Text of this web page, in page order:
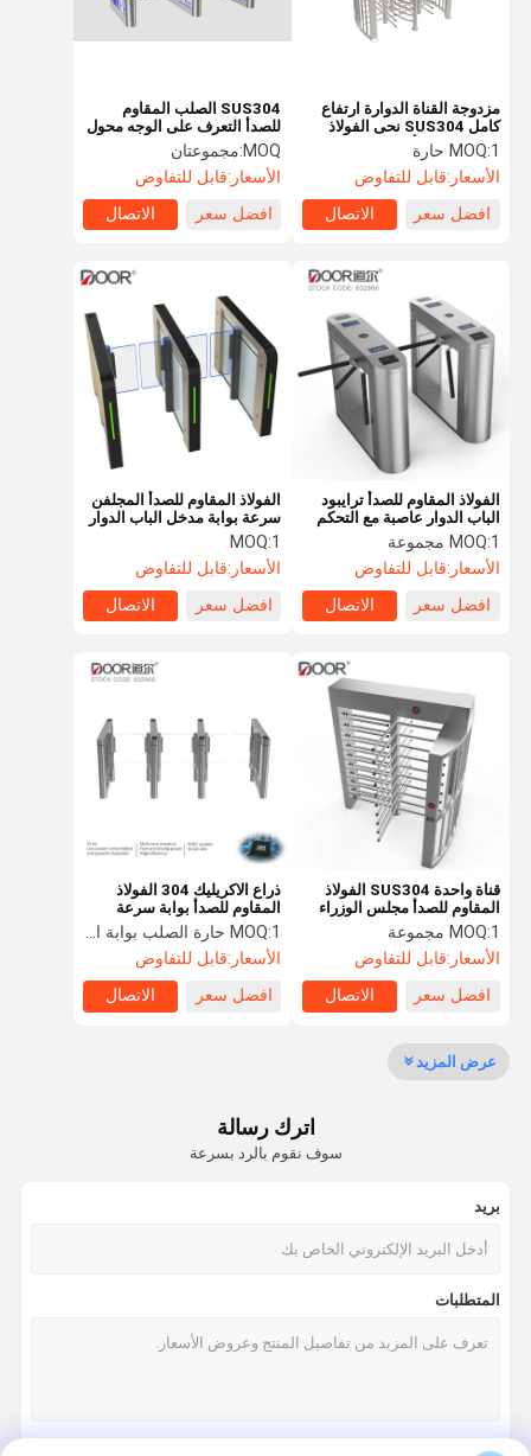
الصفحة
الرئيسية
عرض الواقع
معلومات عنا
جولة في
مراقبة الجودة أخبار
الباب الدوار التعرف على الوجه
ترايبود الباب الدوار بوابة
مزدوجة القناة الدوارة ارتفاع
كامل SUS304 نحى الفولاذ
المقاوم للصدأ
MOQ:1 حارة
الأسعار:قابل للتفاوض
افضل سعر
الاتصال
SUS304 الصلب المقاوم
للصدأ التعرف على الوجه محول
مع تصنيف IP65
MOQ: مجموعتان
الأسعار:قابل للتفاوض
افضل سعر
الاتصال
الفولاذ المقاوم للصدأ ترايبود
الباب الدوار عاصبة مع التحكم
في الوصول إلى بطاقة RFID
MOQ:1 مجموعة
الأسعار:قابل للتفاوض
افضل سعر
الاتصال
الفولاذ المقاوم للصدأ المجلفن
سرعة بوابة مدخل الباب الدوار
مع محرك سيرفو
MOQ:1
الأسعار:قابل للتفاوض
افضل سعر
الاتصال
قناة واحدة SUS304 الفولاذ
المقاوم للصدأ مجلس الوزراء
Tunrstile بوابة عالية كاملة
MOQ:1 مجموعة
الأسعار:قابل للتفاوض
افضل سعر
الاتصال
ذراع الاكريليك 304 الفولاذ
المقاوم للصدأ بوابة سرعة
ضئيلة الباب الدوار
MOQ:1 حارة الصلب بوابة السرعة النحيفة
الأسعار:قابل للتفاوض
افضل سعر
الاتصال
عرض المزيد
اترك رسالة
سوف نقوم بالرد بسرعة
بريد
المتطلبات